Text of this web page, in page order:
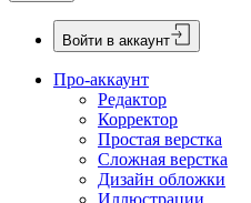
Войти в аккаунт
Про-аккаунт
Редактор
Корректор
Простая верстка
Сложная верстка
Дизайн обложки
Иллюстрации